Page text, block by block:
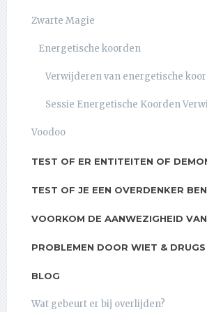
Zwarte Magie
Energetische koorden
Verwijderen van energetische
Sessie Energetische Koorden
Voodoo
TEST OF ER ENTITEITEN OF
TEST OF JE EEN OVERDENKER
VOORKOM DE AANWEZIGHEID
PROBLEMEN DOOR WIET & DRUGS
BLOG
Wat gebeurt er bij overlijden?